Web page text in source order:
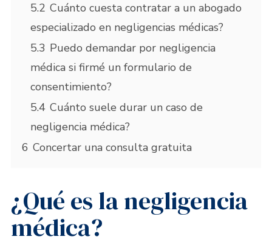
5.2 Cuánto cuesta contratar a un abogado
especializado en negligencias médicas?
5.3 Puedo demandar por negligencia
médica si firmé un formulario de
consentimiento?
5.4 Cuánto suele durar un caso de
negligencia médica?
6 Concertar una consulta gratuita
¿Qué es la negligencia
médica?